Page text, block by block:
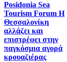
Posidonia Sea
Tourism Forum Η
Θεσσαλονίκη
αλλάζει και
επιστρέφει στην
παγκόσμια αγορά
κρουαζιέρας